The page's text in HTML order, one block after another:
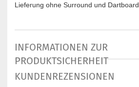
Lieferung ohne Surround und Dartboard
INFORMATIONEN ZUR
PRODUKTSICHERHEIT
KUNDENREZENSIONEN